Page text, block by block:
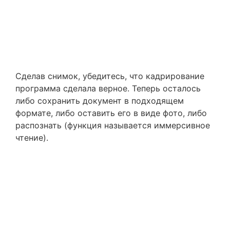
Сделав снимок, убедитесь, что кадрирование
программа сделала верное. Теперь осталось
либо сохранить документ в подходящем
формате, либо оставить его в виде фото, либо
распознать (функция называется иммерсивное
чтение).